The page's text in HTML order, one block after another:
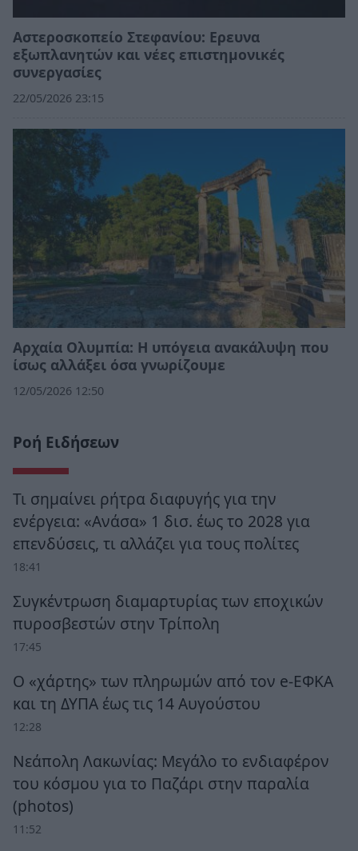
Αστεροσκοπείο Στεφανίου: Ερευνα
εξωπλανητών και νέες επιστημονικές
συνεργασίες
22/05/2026 23:15
Αρχαία Ολυμπία: Η υπόγεια ανακάλυψη που
ίσως αλλάξει όσα γνωρίζουμε
12/05/2026 12:50
Ροή Ειδήσεων
Τι σημαίνει ρήτρα διαφυγής για την
ενέργεια: «Ανάσα» 1 δισ. έως το 2028 για
επενδύσεις, τι αλλάζει για τους πολίτες
18:41
Συγκέντρωση διαμαρτυρίας των εποχικών
πυροσβεστών στην Τρίπολη
17:45
Ο «χάρτης» των πληρωμών από τον e-ΕΦΚΑ
και τη ΔΥΠΑ έως τις 14 Αυγούστου
12:28
Νεάπολη Λακωνίας: Μεγάλο το ενδιαφέρον
του κόσμου για το Παζάρι στην παραλία
(photos)
11:52